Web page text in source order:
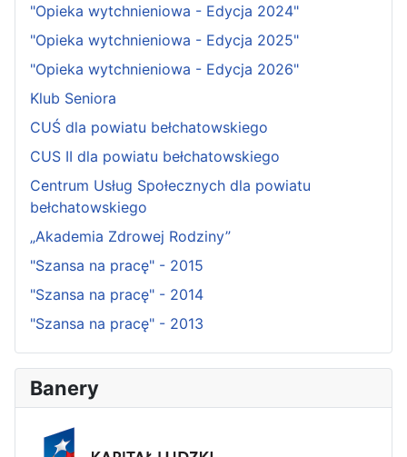
"Opieka wytchnieniowa - Edycja 2024"
"Opieka wytchnieniowa - Edycja 2025"
"Opieka wytchnieniowa - Edycja 2026"
Klub Seniora
CUŚ dla powiatu bełchatowskiego
CUS II dla powiatu bełchatowskiego
Centrum Usług Społecznych dla powiatu
bełchatowskiego
„Akademia Zdrowej Rodziny”
"Szansa na pracę" - 2015
"Szansa na pracę" - 2014
"Szansa na pracę" - 2013
Banery